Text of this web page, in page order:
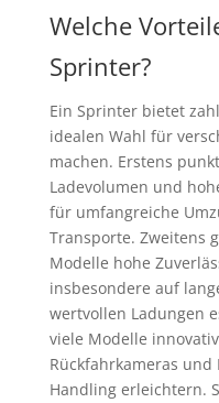
Welche
Sprinter?
Ein Sprinter bietet
idealen Wahl für
machen. Erstens
Ladevolumen und
für umfangreiche
Transporte. Zweitens
Modelle hohe
insbesondere auf
wertvollen Ladungen
viele Modelle
Rückfahrkameras und
Handling erleichtern.